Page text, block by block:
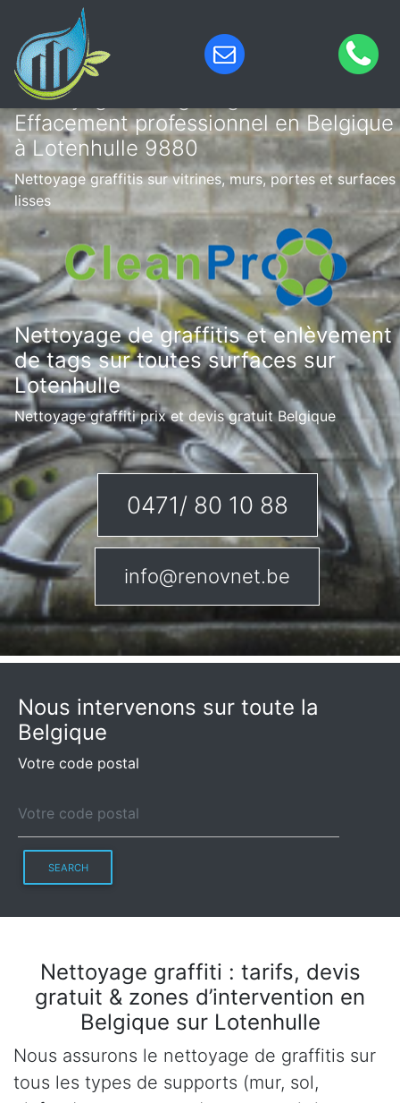
Nettoyage de tags & graffitis –
Effacement professionnel en Belgique
à Lotenhulle 9880
Nettoyage graffitis sur vitrines, murs, portes et surfaces
lisses
Nettoyage de graffitis et enlèvement
de tags sur toutes surfaces sur
Lotenhulle
Nettoyage graffiti prix et devis gratuit Belgique
0471/ 80 10 88
info@renovnet.be
Nous intervenons sur toute la
Belgique
Votre code postal
SEARCH
Nettoyage graffiti : tarifs, devis
gratuit & zones d’intervention en
Belgique sur Lotenhulle
Nous assurons le nettoyage de graffitis sur
tous les types de supports (mur, sol,